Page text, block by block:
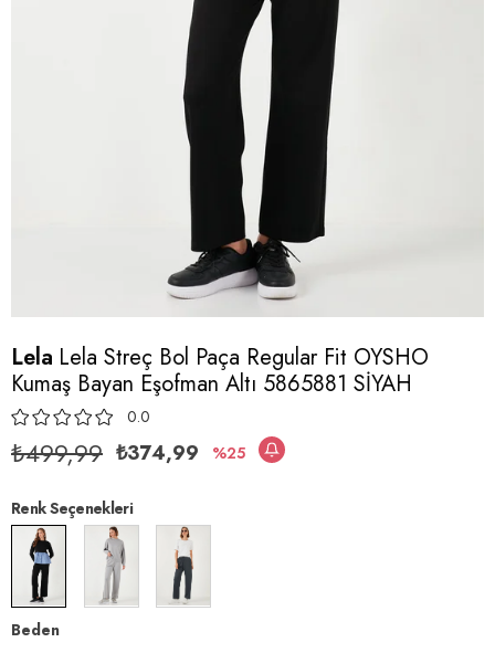
Lela Lela Streç Bol Paça Regular Fit OYSHO
Kumaş Bayan Eşofman Altı 5865881 SİYAH
0.0
₺499,99 ₺374,99 25
Renk Seçenekleri
Beden